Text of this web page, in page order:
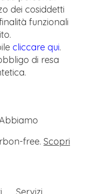
dei cosiddetti
funzionali
cliccare qui.
di resa
free. Scopri